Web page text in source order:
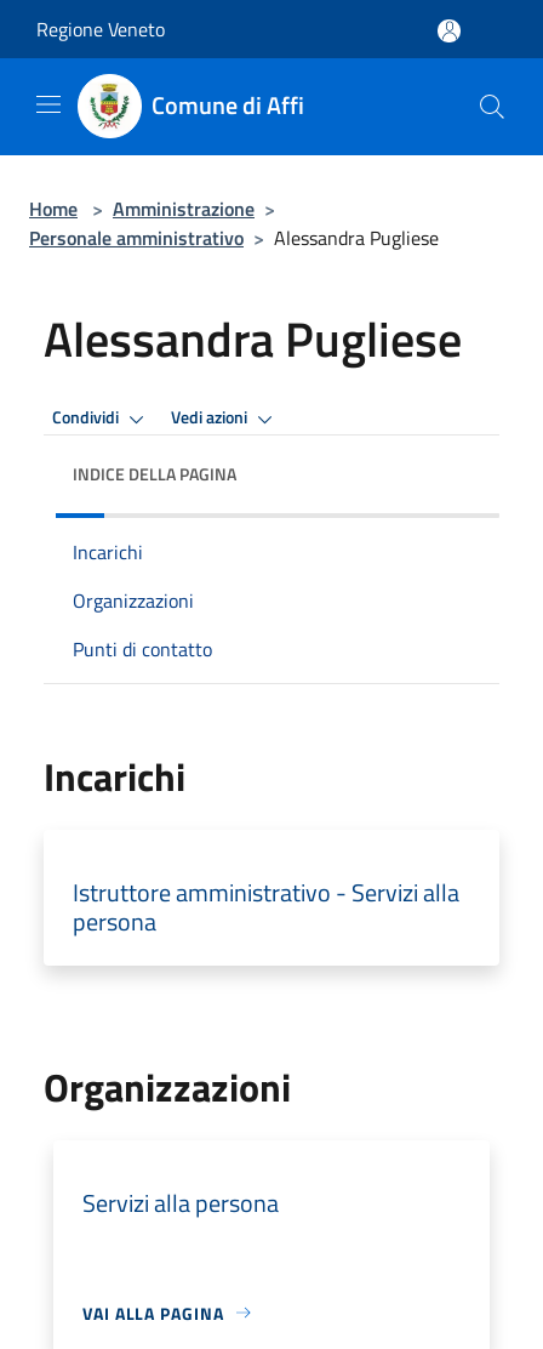
Regione Veneto
Comune di Affi
Home > Amministrazione >
Personale amministrativo > Alessandra Pugliese
Alessandra Pugliese
Condividi Vedi azioni
INDICE DELLA PAGINA
Incarichi
Organizzazioni
Punti di contatto
Incarichi
Istruttore amministrativo - Servizi alla
persona
Organizzazioni
Servizi alla persona
VAI ALLA PAGINA